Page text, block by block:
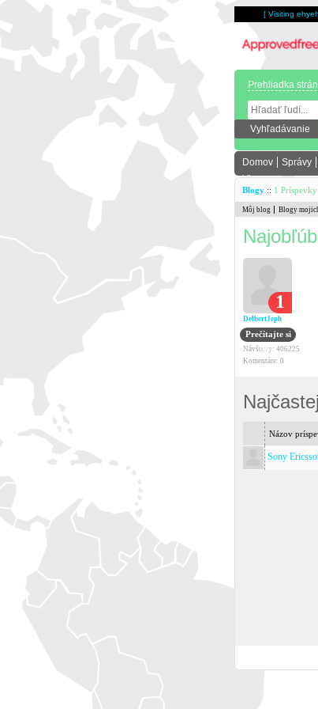
[ Visiting
Prehliadka
Domov Správy
Viac
Blogy :: 1 Príspevky
Môj blog Blogy
1
DelbertJeph
Prečítajte si
blog
Návštevy: 406225
Komentáre: 0
Názov
Sony